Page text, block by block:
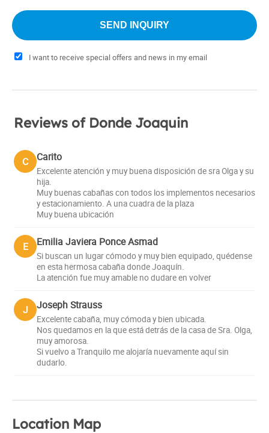
I want to receive special offers and news in my email
Reviews of Donde Joaquin
C Carito
Excelente atención y muy buena disposición de sra Olga y su
hija.
Muy buenas cabañas con todos los implementos necesarios
y estacionamiento. A una cuadra de la plaza
Muy buena ubicación
E Emilia Javiera Ponce Asmad
Si buscan un lugar cómodo y muy bien equipado, quédense
en esta hermosa cabaña donde Joaquín.
La atención fue muy amable no dudare en volver
J Joseph Strauss
Excelente cabaña, muy cómoda y bien ubicada.
Nos quedamos en la que está detrás de la casa de Sra. Olga,
muy amorosa.
Si vuelvo a Tranquilo me alojaría nuevamente aquí sin
dudarlo.
Location Map